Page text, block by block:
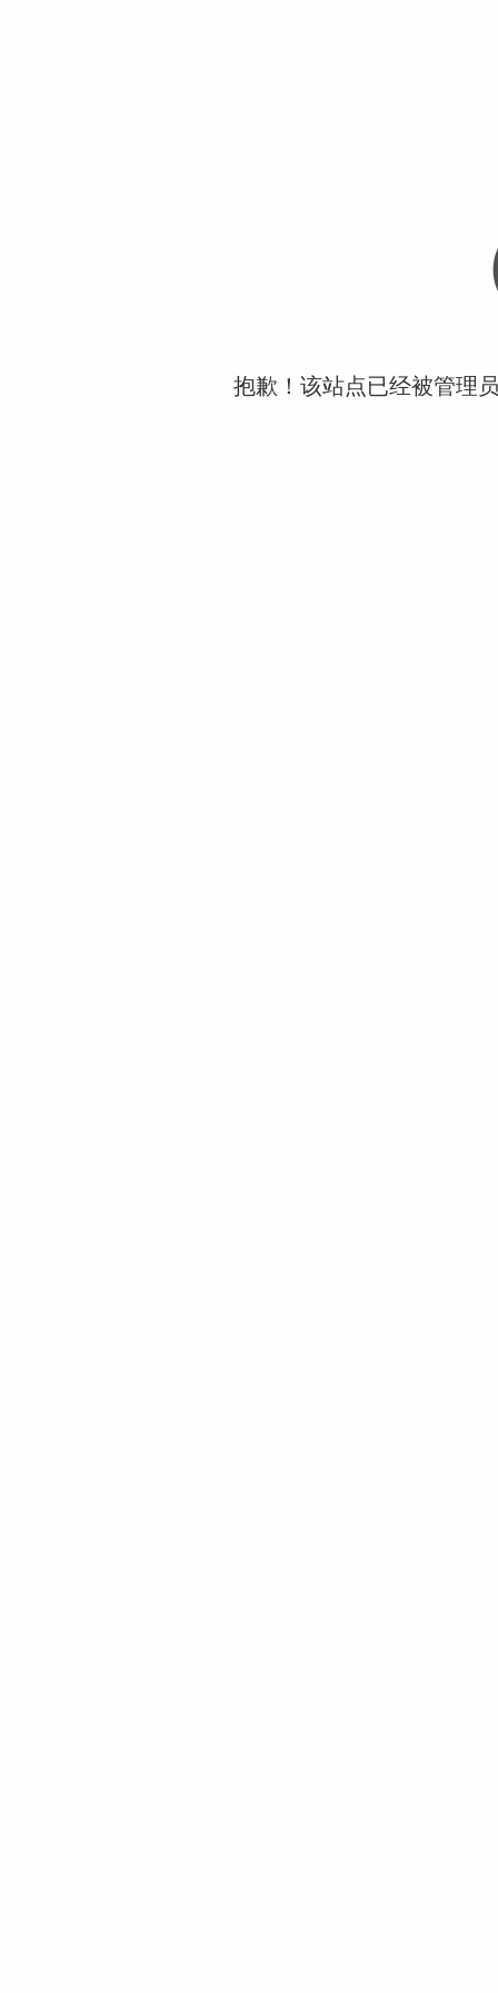
抱歉！该站点已经被管理